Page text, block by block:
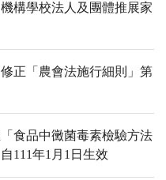
構學校法人及團體推展家
正「農會法施行細則」第
食品中黴菌毒素檢驗方法
111年1月1日生效